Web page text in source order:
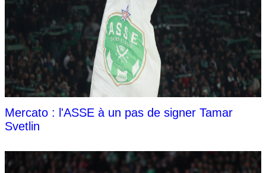
Mercato : l'ASSE à un pas de signer Tamar
Svetlin